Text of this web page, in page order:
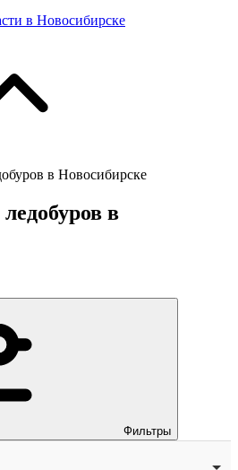
в Новосибирске
в Новосибирске
в
Фильтры